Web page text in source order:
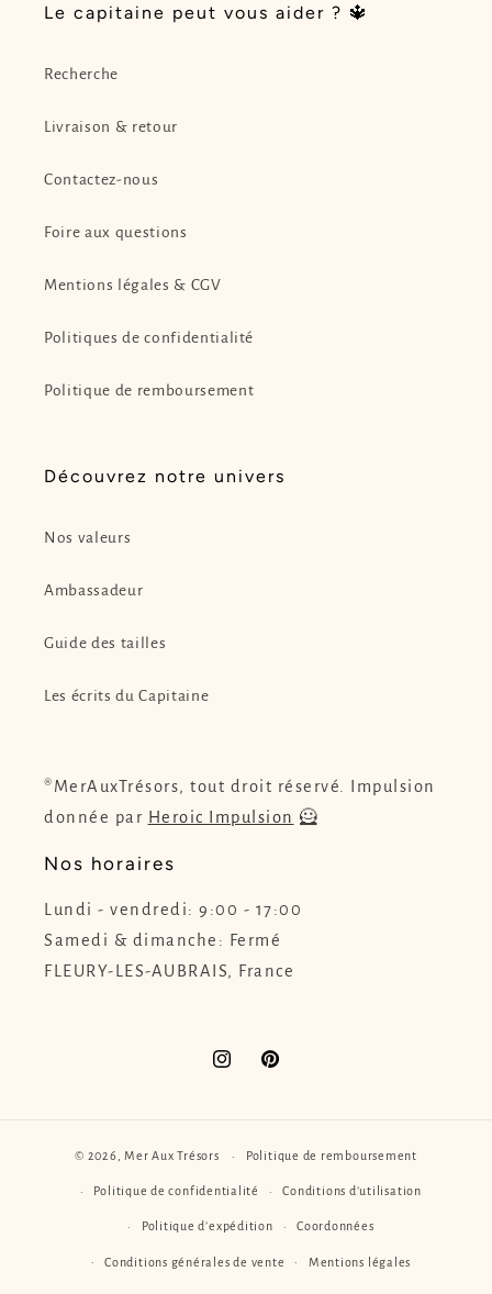
Le capitaine peut vous aider ? 🔱
Recherche
Livraison & retour
Contactez-nous
Foire aux questions
Mentions légales & CGV
Politiques de confidentialité
Politique de remboursement
Découvrez notre univers
Nos valeurs
Ambassadeur
Guide des tailles
Les écrits du Capitaine
®MerAuxTrésors, tout droit réservé. Impulsion
donnée par Heroic Impulsion 🦸
Nos horaires
Lundi - vendredi: 9:00 - 17:00
Samedi & dimanche: Fermé
FLEURY-LES-AUBRAIS, France
InstagramPinterest
© 2026,Mer Aux Trésors Politique de remboursement
Politique de confidentialité Conditions d’utilisation
Politique d’expédition Coordonnées
Conditions générales de vente Mentions légales